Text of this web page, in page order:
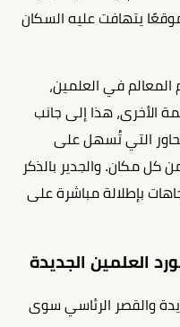
يتهافت عليه السكان
في العلمين،
الأخرى، هذا إلى جانب
التي تُسهل على
كل مكان. والجدير بالذكر
بإطلالة مباشرة على
العلمين الجديدة
والقصر الرئاسي سوى